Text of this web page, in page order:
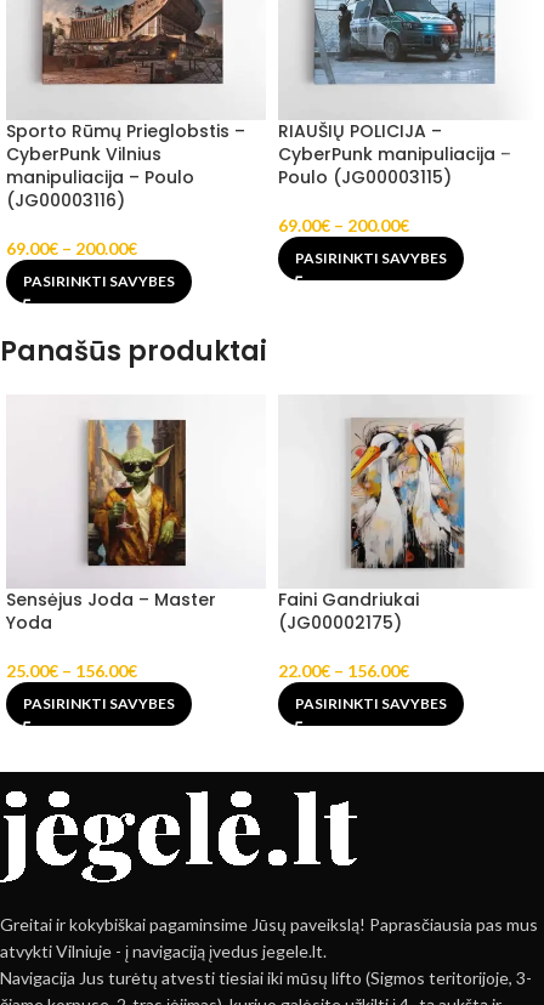
Sporto Rūmų Prieglobstis –
CyberPunk Vilnius
manipuliacija – Poulo
(JG00003116)
69.00€ – 200.00€
PASIRINKTI SAVYBES
RIAUŠIŲ POLICIJA –
CyberPunk manipuliacija –
Poulo (JG00003115)
69.00€ – 200.00€
PASIRINKTI SAVYBES
Panašūs produktai
Sensėjus Joda – Master
Yoda
25.00€ – 156.00€
PASIRINKTI SAVYBES
Faini Gandriukai
(JG00002175)
22.00€ – 156.00€
PASIRINKTI SAVYBES
Greitai ir kokybiškai pagaminsime Jūsų paveikslą! Paprasčiausia pas mus
atvykti Vilniuje - į navigaciją įvedus jegele.lt.
Navigacija Jus turėtų atvesti tiesiai iki mūsų lifto (Sigmos teritorijoje, 3-